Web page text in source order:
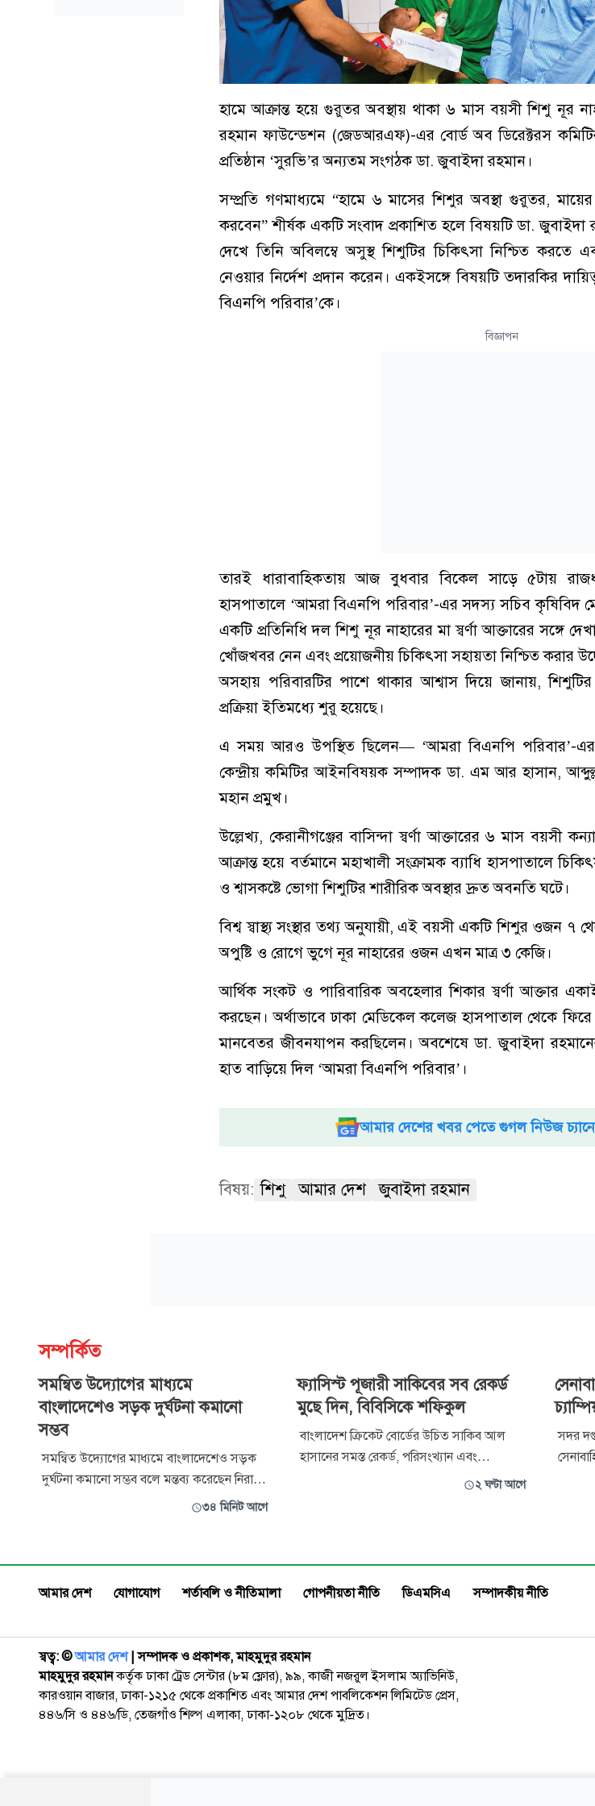
হামে আক্রান্ত হয়ে গুরুতর অবস্থায় থাকা ৬ মাস বয়সী শিশু নূর
রহমান ফাউন্ডেশন (জেডআরএফ)-এর বোর্ড অব ডিরেক্টরস কমিটির
প্রতিষ্ঠান ‘সুরভি’র অন্যতম সংগঠক ডা. জুবাইদা রহমান।
সম্প্রতি গণমাধ্যমে “হামে ৬ মাসের শিশুর অবস্থা গুরুতর,
করবেন” শীর্ষক একটি সংবাদ প্রকাশিত হলে বিষয়টি ডা. জুবাইদা
দেখে তিনি অবিলম্বে অসুস্থ শিশুটির চিকিৎসা নিশ্চিত করতে
নেওয়ার নির্দেশ প্রদান করেন। একইসঙ্গে বিষয়টি তদারকির
বিএনপি পরিবার’কে।
বিজ্ঞাপন
তারই ধারাবাহিকতায় আজ বুধবার বিকেল সাড়ে ৫টায়
হাসপাতালে ‘আমরা বিএনপি পরিবার’-এর সদস্য সচিব কৃষিবিদ
একটি প্রতিনিধি দল শিশু নূর নাহারের মা স্বর্ণা আক্তারের সঙ্গে
খোঁজখবর নেন এবং প্রয়োজনীয় চিকিৎসা সহায়তা নিশ্চিত করার
অসহায় পরিবারটির পাশে থাকার আশ্বাস দিয়ে জানায়, শিশুটির
প্রক্রিয়া ইতিমধ্যে শুরু হয়েছে।
এ সময় আরও উপস্থিত ছিলেন— ‘আমরা বিএনপি পরিবার’-
কেন্দ্রীয় কমিটির আইনবিষয়ক সম্পাদক ডা. এম আর হাসান,
মহান প্রমুখ।
উল্লেখ্য, কেরানীগঞ্জের বাসিন্দা স্বর্ণা আক্তারের ৬ মাস বয়সী
আক্রান্ত হয়ে বর্তমানে মহাখালী সংক্রামক ব্যাধি হাসপাতালে
ও শ্বাসকষ্টে ভোগা শিশুটির শারীরিক অবস্থার দ্রুত অবনতি ঘটে।
বিশ্ব স্বাস্থ্য সংস্থার তথ্য অনুযায়ী, এই বয়সী একটি শিশুর ওজন ৭
অপুষ্টি ও রোগে ভুগে নূর নাহারের ওজন এখন মাত্র ৩ কেজি।
আর্থিক সংকট ও পারিবারিক অবহেলার শিকার স্বর্ণা আক্তার
করছেন। অর্থাভাবে ঢাকা মেডিকেল কলেজ হাসপাতাল থেকে
মানবেতর জীবনযাপন করছিলেন। অবশেষে ডা. জুবাইদা
হাত বাড়িয়ে দিল ‘আমরা বিএনপি পরিবার’।
আমার দেশের খবর পেতে গুগল নিউজ
বিষয়: শিশু আমার দেশ জুবাইদা রহমান
সম্পর্কিত
সমন্বিত উদ্যোগের মাধ্যমে
বাংলাদেশেও সড়ক দুর্ঘটনা কমানো
সম্ভব
সমন্বিত উদ্যোগের মাধ্যমে বাংলাদেশেও সড়ক
দুর্ঘটনা কমানো সম্ভব বলে মন্তব্য করেছেন নিরাপদ
সড়ক চাই (নিসচা)-এর প্রতিষ্ঠাতা ইলিয়াস কাঞ্চন।
পরিকল্পনা, আধুনিক প্রযুক্তির ব্যবহার এবং
জনসম্পৃক্ততার মাধ্যমে সড়ক
৩৪ মিনিট আগে
ফ্যাসিস্ট পূজারী সাকিবের সব রেকর্ড
মুছে দিন, বিবিসিকে শফিকুল
বাংলাদেশ ক্রিকেট বোর্ডের উচিত সাকিব আল
হাসানের সমস্ত রেকর্ড, পরিসংখ্যান এবং
মাইলফলক মুছে ফেলা। যে ক্রিকেটার প্রকাশ্যে
রেকর্ড মুছে ফেলা হলে আমাদের ক্রিকেট মোটেও
নিঃস্ব হয়ে
২ ঘণ্টা আগে
সদর
(এজি)
আমার দেশ যোগাযোগ শর্তাবলি ও নীতিমালা গোপনীয়তা নীতি ডিএমসিএ সম্পাদকীয় নীতি
স্বত্ব: ©️আমার দেশ| সম্পাদক ও প্রকাশক, মাহমুদুর রহমান
মাহমুদুর রহমানকর্তৃক ঢাকা ট্রেড সেন্টার (৮ম ফ্লোর), ৯৯, কাজী নজরুল ইসলাম অ্যাভিনিউ,
কারওয়ান বাজার, ঢাকা-১২১৫ থেকে প্রকাশিত এবং আমার দেশ পাবলিকেশন লিমিটেড প্রেস,
৪৪৬/সি ও ৪৪৬/ডি, তেজগাঁও শিল্প এলাকা, ঢাকা-১২০৮ থেকে মুদ্রিত।